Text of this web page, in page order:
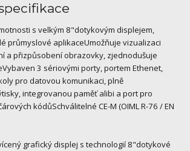
s velkým 8"dotykovým displejem,
průmyslové aplikaceUmožňuje vizualizaci
a přizpůsobení obrazovky, zjednodušuje
3 sériovými porty, portem Ethenet,
pro datovou komunikaci, plně
integrovanou paměť alibi a port pro
kódůSchválitelné CE-M (OIML R-76 / EN
grafický displej s technologií 8"dotykové